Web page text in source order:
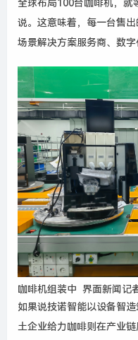
全球布局100台咖啡机，就
说。这意味着，每一台售
场景解决方案服务商、数字
咖啡机组装中 ​界面新闻记
如果说技诺智能以设备智
土企业给力咖啡则在产业